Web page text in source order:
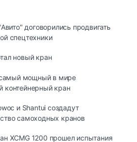
грузы
и ВЭД
и
договорились продвигать
спецтехники
новый кран
самый мощный в мире
контейнерный кран
и Shantui создадут
самоходных кранов
XCMG 1200 прошел испытания